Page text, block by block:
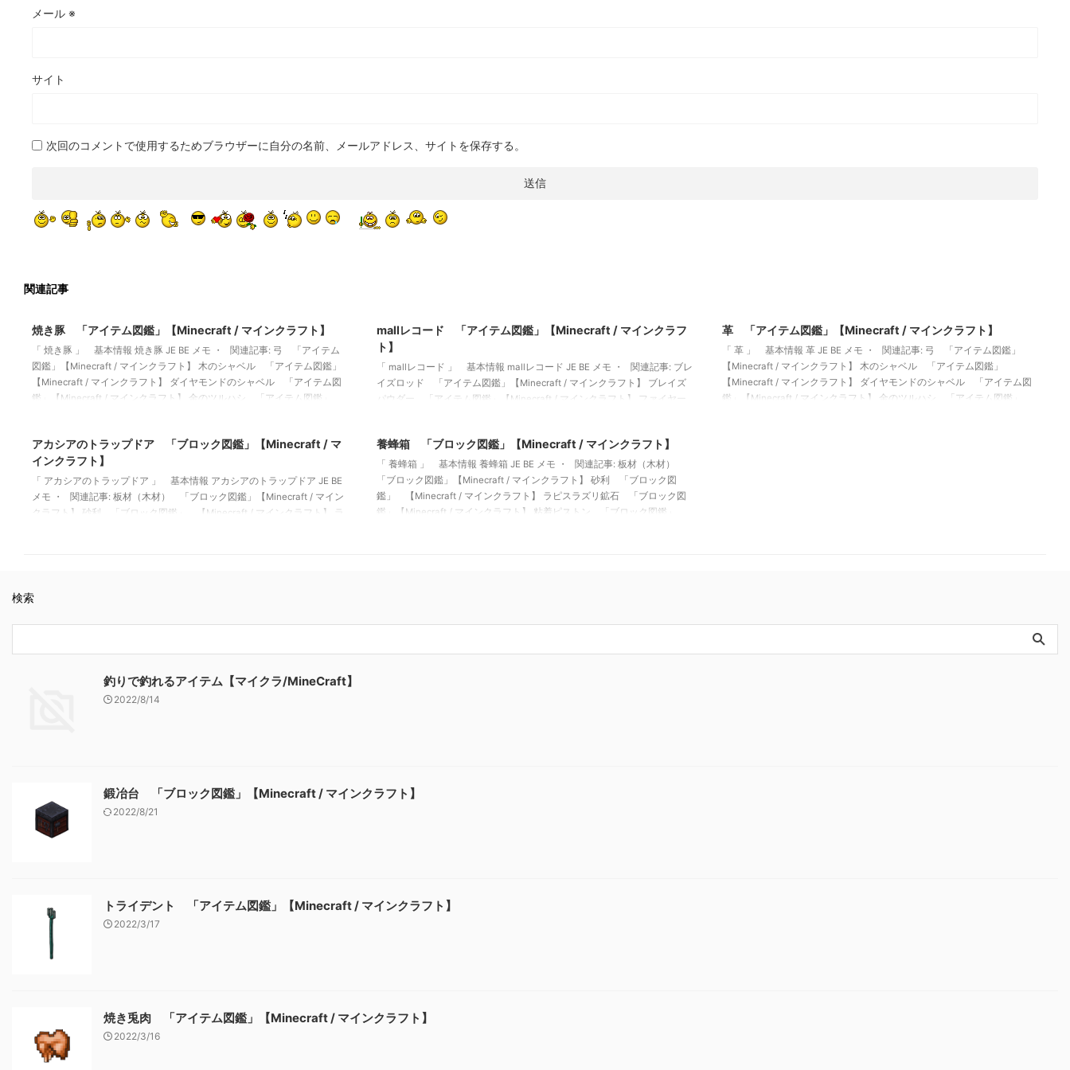
メール ※
サイト
次回のコメントで使用するためブラウザーに自分の名前、メールアドレス、サイトを保存する。
関連記事
焼き豚 「アイテム図鑑」【Minecraft / マインクラフト】
「 焼き豚 」 基本情報 焼き豚 JE BE メモ ・ 関連記事: 弓 「アイテム
図鑑」【Minecraft / マインクラフト】 木のシャベル 「アイテム図鑑」
【Minecraft / マインクラフト】 ダイヤモンドのシャベル 「アイテム図
鑑」【Minecraft / マインクラフト】 金のツルハシ 「アイテム図鑑」
mallレコード 「アイテム図鑑」【Minecraft / マインクラフ
ト】
「 mallレコード 」 基本情報 mallレコード JE BE メモ ・ 関連記事: ブレ
イズロッド 「アイテム図鑑」【Minecraft / マインクラフト】 ブレイズ
パウダー 「アイテム図鑑」【Minecraft / マインクラフト】 ファイヤー
革 「アイテム図鑑」【Minecraft / マインクラフト】
「 革 」 基本情報 革 JE BE メモ ・ 関連記事: 弓 「アイテム図鑑」
【Minecraft / マインクラフト】 木のシャベル 「アイテム図鑑」
【Minecraft / マインクラフト】 ダイヤモンドのシャベル 「アイテム図
鑑」【Minecraft / マインクラフト】 金のツルハシ 「アイテム図鑑」
アカシアのトラップドア 「ブロック図鑑」【Minecraft / マ
インクラフト】
「 アカシアのトラップドア 」 基本情報 アカシアのトラップドア JE BE
メモ ・ 関連記事: 板材（木材） 「ブロック図鑑」【Minecraft / マイン
クラフト】 砂利 「ブロック図鑑」 【Minecraft / マインクラフト】 ラ
養蜂箱 「ブロック図鑑」【Minecraft / マインクラフト】
「 養蜂箱 」 基本情報 養蜂箱 JE BE メモ ・ 関連記事: 板材（木材）
「ブロック図鑑」【Minecraft / マインクラフト】 砂利 「ブロック図
鑑」 【Minecraft / マインクラフト】 ラピスラズリ鉱石 「ブロック図
鑑」【Minecraft / マインクラフト】 粘着ピストン 「ブロック図鑑」
検索
釣りで釣れるアイテム【マイクラ/MineCraft】
2022/8/14
鍛冶台 「ブロック図鑑」【Minecraft / マインクラフト】
2022/8/21
トライデント 「アイテム図鑑」【Minecraft / マインクラフト】
2022/3/17
焼き兎肉 「アイテム図鑑」【Minecraft / マインクラフト】
2022/3/16